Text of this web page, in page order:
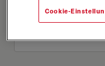
Nachname
Cookie-